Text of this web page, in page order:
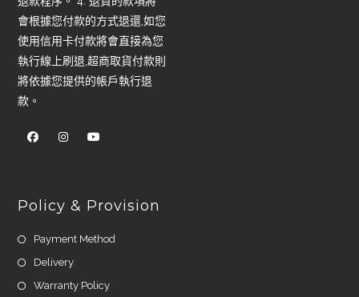
會根據您付款的方式退還,如您
使用信用卡付款將會直接為您
執行線上刷退,超商取貨付款則
將依據您提供的帳戶執行退
款。
Policy & Provision
Payment Method
Delivery
Warranty Policy